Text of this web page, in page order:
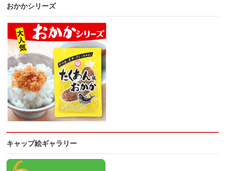
おかかシリーズ
キャップ絵ギャラリー